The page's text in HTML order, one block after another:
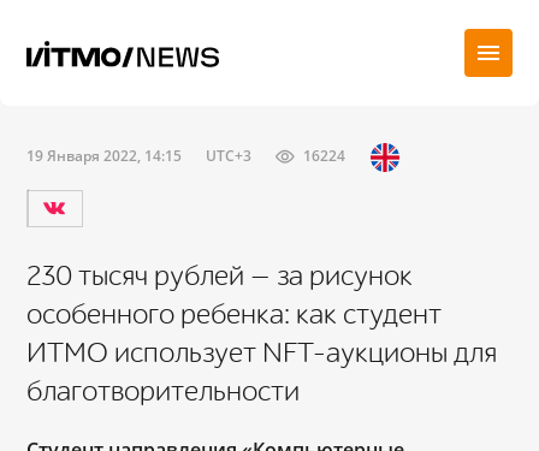
19 Января 2022, 14:15 UTC+3 16224
230 тысяч рублей — за рисунок
особенного ребенка: как студент
ИТМО использует NFT-аукционы для
благотворительности